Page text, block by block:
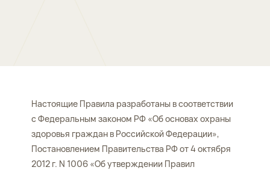
Настоящие Правила разработаны в соответствии
с Федеральным законом РФ «Об основах охраны
здоровья граждан в Российской Федерации»,
Постановлением Правительства РФ от 4 октября
2012 г. N 1006 «Об утверждении Правил